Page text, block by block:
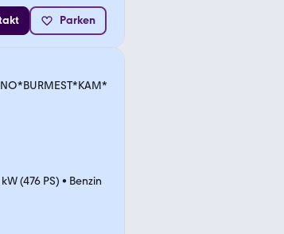
Parken
(476 PS) • Benzin